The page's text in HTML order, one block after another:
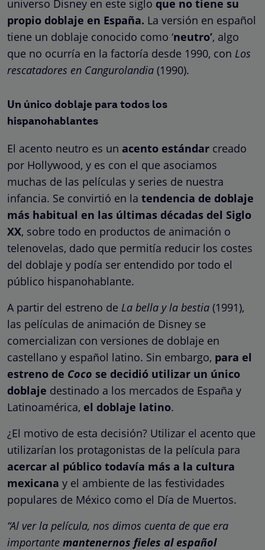
universo Disney en este siglo que no tiene su
propio doblaje en España. La versión en español
tiene un doblaje conocido como ‘neutro’, algo
que no ocurría en la factoría desde 1990, con Los
rescatadores en Cangurolandia (1990).
Un único doblaje para todos los
hispanohablantes
El acento neutro es un acento estándar creado
por Hollywood, y es con el que asociamos
muchas de las películas y series de nuestra
infancia. Se convirtió en la tendencia de doblaje
más habitual en las últimas décadas del Siglo
XX, sobre todo en productos de animación o
telenovelas, dado que permitía reducir los costes
del doblaje y podía ser entendido por todo el
público hispanohablante.
A partir del estreno de La bella y la bestia (1991),
las películas de animación de Disney se
comercializan con versiones de doblaje en
castellano y español latino. Sin embargo, para el
estreno de Coco se decidió utilizar un único
doblaje destinado a los mercados de España y
Latinoamérica, el doblaje latino.
¿El motivo de esta decisión? Utilizar el acento que
utilizarían los protagonistas de la película para
acercar al público todavía más a la cultura
mexicana y el ambiente de las festividades
populares de México como el Día de Muertos.
“Al ver la película, nos dimos cuenta de que era
importante mantenernos fieles al español